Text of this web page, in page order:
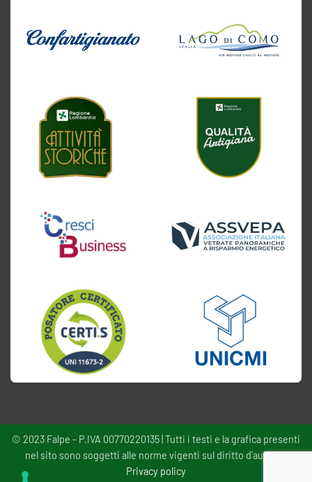
© 2023 Falpe - P.IVA 00770220135 | Tutti i testi e la grafica presenti
nel sito sono soggetti alle norme vigenti sul diritto d'autore -
Privacy policy